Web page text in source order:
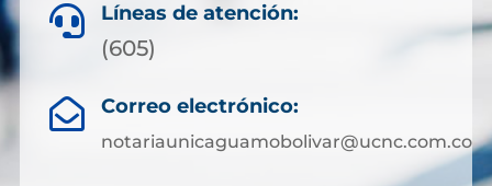
 Líneas de atención:
(605)
 Correo electrónico:
notariaunicaguamobolivar@ucnc.com.co